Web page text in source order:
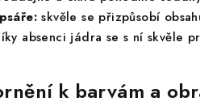
skvěle se přizpůsobí
absenci jádra se s ní skvěle
k barvám a